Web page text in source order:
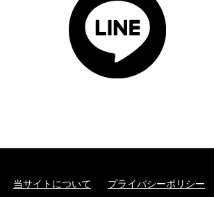
当サイトについて プライバシーポリシー